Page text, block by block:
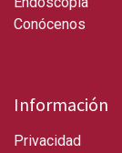
Conócenos
Información
Privacidad